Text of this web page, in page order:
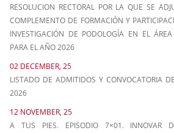
RESOLUCION RECTORAL POR LA QUE SE
COMPLEMENTO DE FORMACIÓN Y
INVESTIGACIÓN DE PODOLOGÍA EN EL
PARA EL AÑO 2026
02 DECEMBER, 25
LISTADO DE ADMITIDOS Y CONVOCATORIA
2026
12 NOVEMBER, 25
A TUS PIES. EPISODIO 7×01. INNOVAR